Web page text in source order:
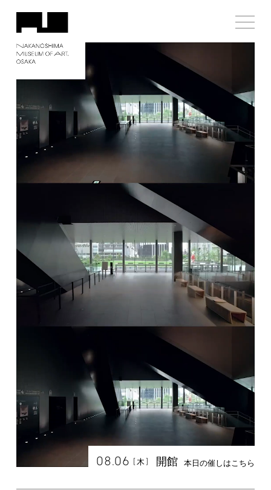
08.06 [木 ] 開館 本日の催しはこちら